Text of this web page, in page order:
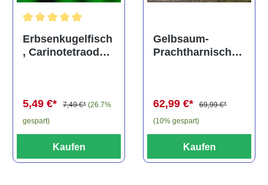
Erbsenkugelfisch
, Carinotetraodon
5,49 €* 7,49 €* (26.7%
gespart)
Kaufen
Gelbsaum-
Prachtharnischw
62,99 €*
69,99 €*
(10% gespart)
Kaufen